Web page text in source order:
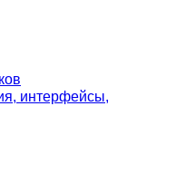
интерфейсы,